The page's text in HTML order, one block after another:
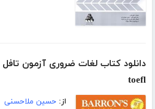
toefl
از:حسین ملاحسنی